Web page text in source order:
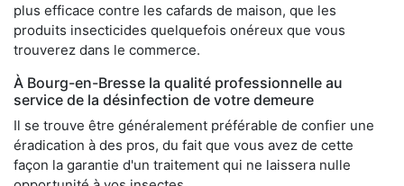
plus efficace contre les cafards de maison, que les
produits insecticides quelquefois onéreux que vous
trouverez dans le commerce.
À Bourg-en-Bresse la qualité professionnelle au
service de la désinfection de votre demeure
Il se trouve être généralement préférable de confier une
éradication à des pros, du fait que vous avez de cette
façon la garantie d'un traitement qui ne laissera nulle